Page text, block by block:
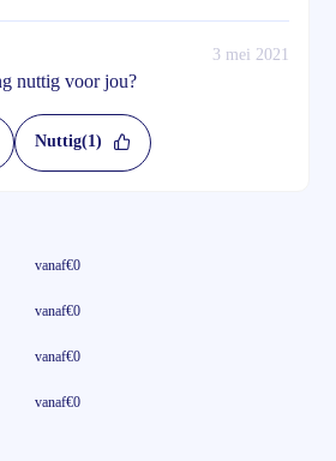
3 mei 2021
nuttig voor jou?
Nuttig(1)
vanaf€0
vanaf€0
vanaf€0
vanaf€0